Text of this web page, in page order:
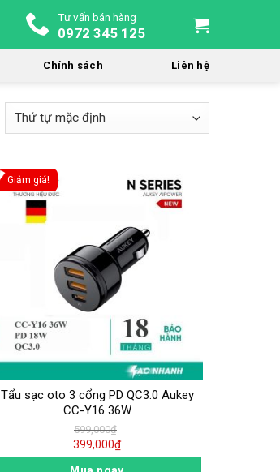
Tư vấn bán hàng
0972 345 125
Chính sách Liên hệ
Giảm giá!
Tẩu sạc oto 3 cổng PD QC3.0 Aukey
CC-Y16 36W
599,000₫
399,000₫